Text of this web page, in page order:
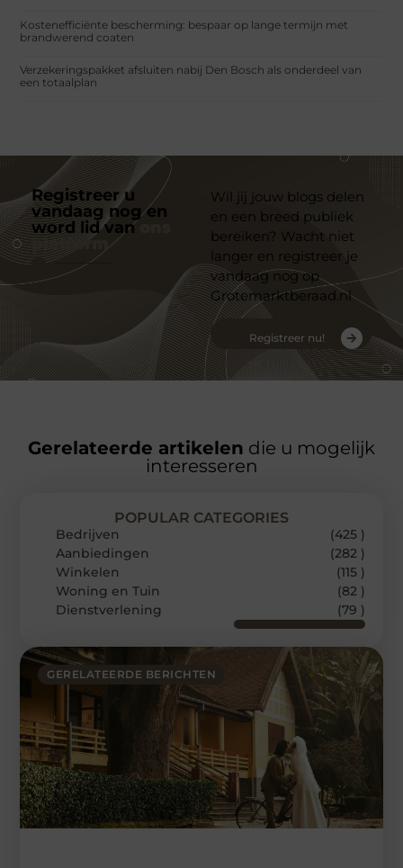
Kostenefficiënte bescherming: bespaar op lange termijn met
brandwerend coaten
Verzekeringspakket afsluiten nabij Den Bosch als onderdeel van
een totaalplan
Registreer u
vandaag nog en
word lid van
platform
Wil jij jouw blogs delen
en een breed publiek
bereiken? Wacht niet
langer en registreer je
vandaag nog op
Grotemarktberaad.nl
Registreer nu!
Gerelateerde artikelen die u mogelijk
interesseren
GERELATEERDE BERICHTEN
POPULAR CATEGORIES
Bedrijven
(425 )
Aanbiedingen
(282 )
Winkelen
(115 )
Woning en Tuin
(82 )
Dienstverlening
(79 )